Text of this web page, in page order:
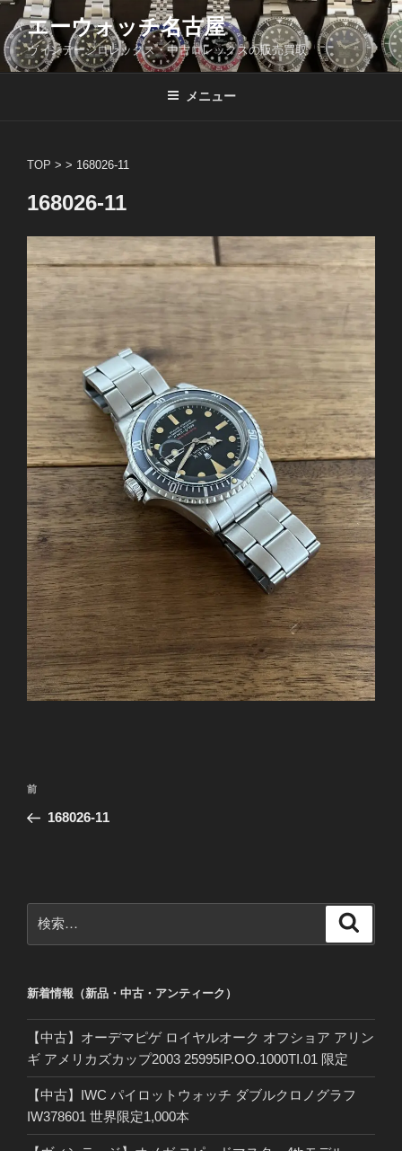
コ
ン
テ
ン
エーウォッチ名古屋
ヴィンテージロレックス・中古ロレックスの販売買取
メニュー
TOP > > 168026-11
168026-11
投
ナ
ー
シ
前
の
前
168026-11
索:
新着情報（新品・中古・アンティーク）
【中古】オーデマピゲ ロイヤルオーク オフショア アリン
ギ アメリカズカップ2003 25995IP.OO.1000TI.01 限定
【中古】IWC パイロットウォッチ ダブルクロノグラフ
IW378601 世界限定1,000本